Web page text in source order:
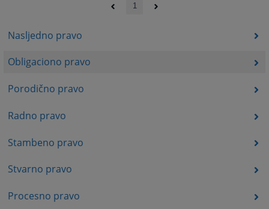
Nasljedno pravo
Obligaciono pravo
Porodično pravo
Radno pravo
Stambeno pravo
Stvarno pravo
Procesno pravo
1